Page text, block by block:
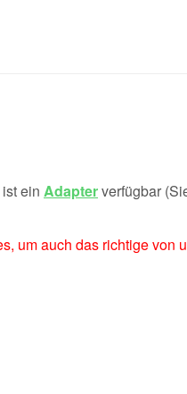
ein Adapterverfügbar
um auch das richtige von